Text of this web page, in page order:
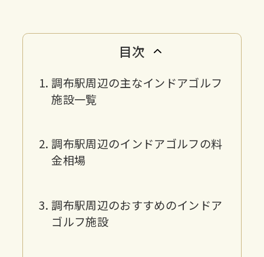
目次
調布駅周辺の主なインドアゴルフ
施設一覧
調布駅周辺のインドアゴルフの料
金相場
調布駅周辺のおすすめのインドア
ゴルフ施設